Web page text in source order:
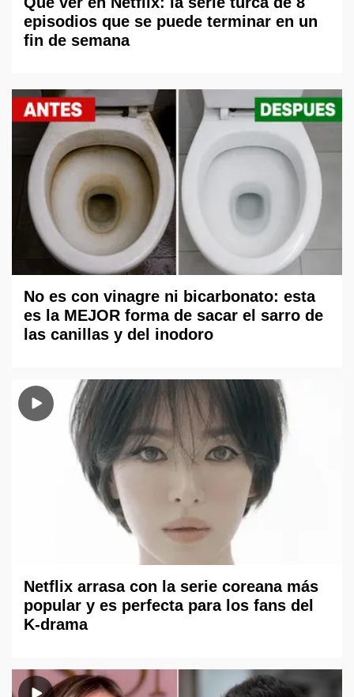
episodios que se puede terminar en un
fin de semana
No es con vinagre ni bicarbonato: esta
es la MEJOR forma de sacar el sarro de
las canillas y del inodoro
Netflix arrasa con la serie coreana más
popular y es perfecta para los fans del
K-drama